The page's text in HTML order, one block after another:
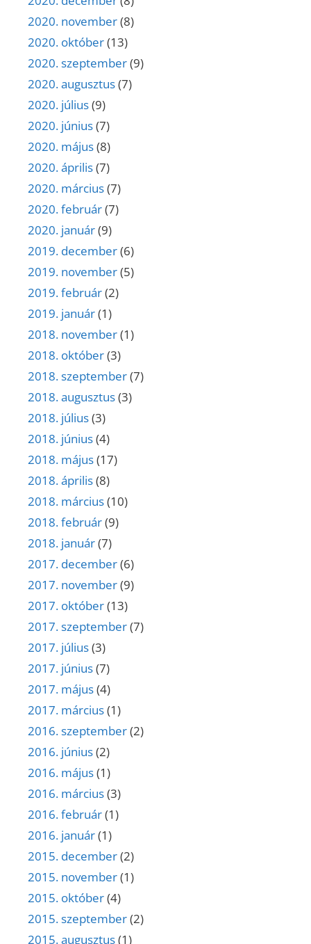
2020. november(8)
2020. október(13)
2020. szeptember(9)
2020. augusztus(7)
2020. július(9)
2020. június(7)
2020. május(8)
2020. április(7)
2020. március(7)
2020. február(7)
2020. január(9)
2019. december(6)
2019. november(5)
2019. február(2)
2019. január(1)
2018. november(1)
2018. október(3)
2018. szeptember(7)
2018. augusztus(3)
2018. július(3)
2018. június(4)
2018. május(17)
2018. április(8)
2018. március(10)
2018. február(9)
2018. január(7)
2017. december(6)
2017. november(9)
2017. október(13)
2017. szeptember(7)
2017. július(3)
2017. június(7)
2017. május(4)
2017. március(1)
2016. szeptember(2)
2016. június(2)
2016. május(1)
2016. március(3)
2016. február(1)
2016. január(1)
2015. december(2)
2015. november(1)
2015. október(4)
2015. szeptember(2)
2015. augusztus(1)